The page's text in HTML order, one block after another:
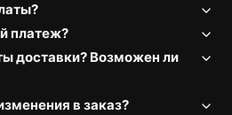
платеж?
доставки? Возможен ли
в заказ?